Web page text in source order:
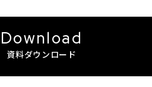
Download
資料ダウンロード